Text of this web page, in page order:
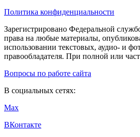
Политика конфиденциальности
Зарегистрировано Федеральной
права на любые материалы,
использовании текстовых, аудио- и
правообладателя. При полной или
Вопросы по работе сайта
В социальных сетях:
Max
ВКонтакте